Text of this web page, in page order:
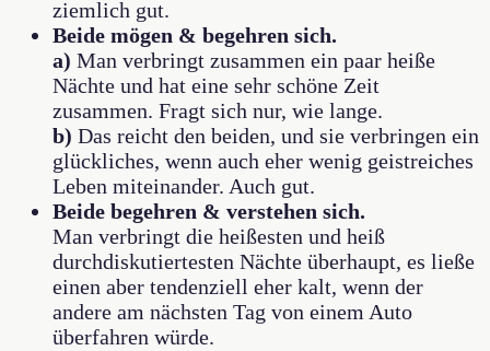
ziemlich gut.
Beide mögen & begehren sich.
a) Man verbringt zusammen ein paar heiße
Nächte und hat eine sehr schöne Zeit
zusammen. Fragt sich nur, wie lange.
b) Das reicht den beiden, und sie verbringen ein
glückliches, wenn auch eher wenig geistreiches
Leben miteinander. Auch gut.
Beide begehren & verstehen sich.
Man verbringt die heißesten und heiß
durchdiskutiertesten Nächte überhaupt, es ließe
einen aber tendenziell eher kalt, wenn der
andere am nächsten Tag von einem Auto
überfahren würde.